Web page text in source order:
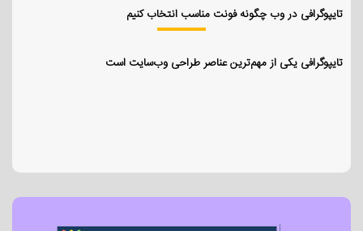
تایپوگرافی در وب چگونه فونت مناسب انتخاب کنیم
تایپوگرافی یکی از مهم‌ترین عناصر طراحی وب‌سایت است